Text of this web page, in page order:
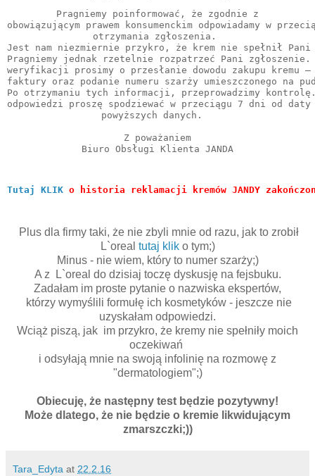
Pragniemy poinformować, że zgodnie z
obowiązującym prawem konsumenckim odpowiadamy w
otrzymania zgłoszenia.
Jest nam niezmiernie przykro, że krem nie spełnił Pani
Pragniemy jednak rzetelnie rozpatrzeć Pani zgłoszenie.
weryfikacji prosimy o przesłanie dowodu zakupu kremu –
faktury oraz podanie numeru szarży umieszczonego na
Po otrzymaniu tych informacji, przeprowadzimy
odpowiedzi proszę spodziewać w przeciągu 7 dni od daty
powyższych danych.
Z poważaniem
Biuro Obsługi Klienta JANDA
Tutaj KLIK o historia reklamacji kremów JANDY
Plus dla firmy taki, że nie zbyli mnie od razu, jak to zrobił
L`oreal tutaj kliko tym;)
Minus - nie wiem, który to numer szarży;)
A z L`oreal do dzisiaj toczę dyskusję na fejsbuku.
Zadałam im proste pytanie o nazwiska ekspertów,
którzy wymyślili formułę ich kosmetyków - jeszcze nie
uzyskałam odpowiedzi.
Wciąż piszą, jak im przykro, że kremy nie spełniły moich
oczekiwań
i odsyłają mnie na swoją infolinię na rozmowę z
"dermatologiem";)
Obiecuję, że następny test będzie pozytywny!
Może dlatego, że nie będzie o kremie likwidującym
zmarszczki;))
Tara_Edyta at 22.2.16